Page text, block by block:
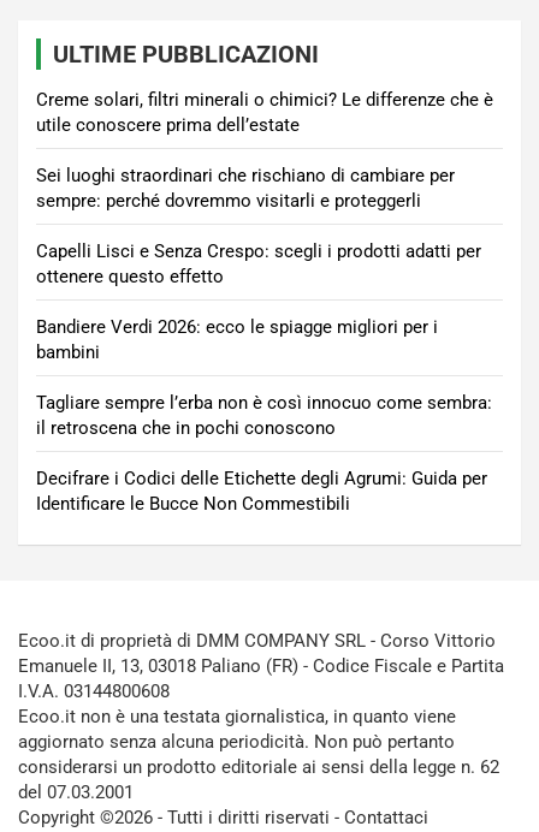
ULTIME PUBBLICAZIONI
Creme solari, filtri minerali o chimici? Le differenze che è
utile conoscere prima dell’estate
Sei luoghi straordinari che rischiano di cambiare per
sempre: perché dovremmo visitarli e proteggerli
Capelli Lisci e Senza Crespo: scegli i prodotti adatti per
ottenere questo effetto
Bandiere Verdi 2026: ecco le spiagge migliori per i
bambini
Tagliare sempre l’erba non è così innocuo come sembra:
il retroscena che in pochi conoscono
Decifrare i Codici delle Etichette degli Agrumi: Guida per
Identificare le Bucce Non Commestibili
Ecoo.it di proprietà di DMM COMPANY SRL - Corso Vittorio
Emanuele II, 13, 03018 Paliano (FR) - Codice Fiscale e Partita
I.V.A. 03144800608
Ecoo.it non è una testata giornalistica, in quanto viene
aggiornato senza alcuna periodicità. Non può pertanto
considerarsi un prodotto editoriale ai sensi della legge n. 62
del 07.03.2001
Copyright ©2026 - Tutti i diritti riservati - Contattaci